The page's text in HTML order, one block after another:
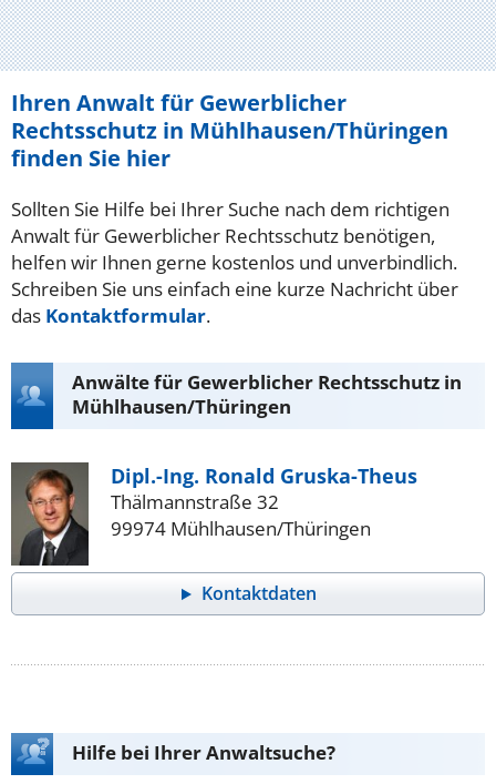
Ihren Anwalt für Gewerblicher
Rechtsschutz in Mühlhausen/Thüringen
finden Sie hier
Sollten Sie Hilfe bei Ihrer Suche nach dem richtigen
Anwalt für Gewerblicher Rechtsschutz benötigen,
helfen wir Ihnen gerne kostenlos und unverbindlich.
Schreiben Sie uns einfach eine kurze Nachricht über
das Kontaktformular.
Anwälte für Gewerblicher Rechtsschutz in
Mühlhausen/Thüringen
Dipl.-Ing. Ronald Gruska-Theus
Thälmannstraße 32
99974 Mühlhausen/Thüringen
Kontaktdaten
Hilfe bei Ihrer Anwaltsuche?